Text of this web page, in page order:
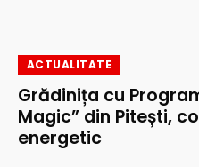
ACTUALITATE
Grădinița cu
Magic” din Pitești,
energetic